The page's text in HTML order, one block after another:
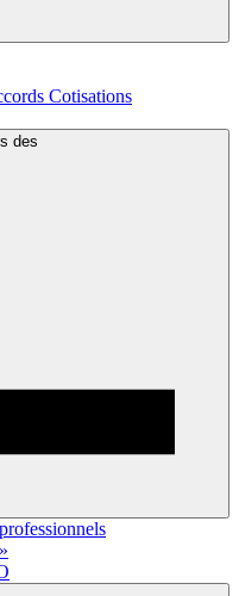
Cotisations
des